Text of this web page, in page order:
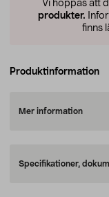
Vi hoppas att
produkter.
finns
Produktinformation
Mer information
Specifikationer,